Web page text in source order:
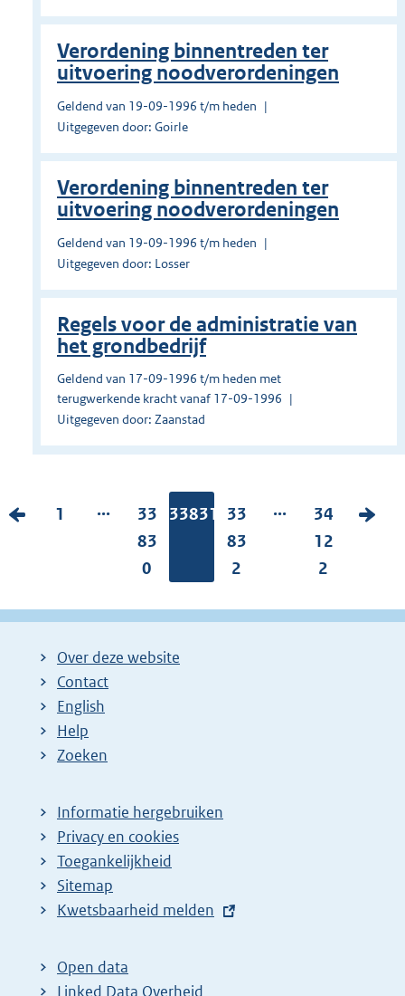
Verordening binnentreden ter
uitvoering noodverordeningen
Geldend van 19-09-1996 t/m heden
Uitgegeven door: Goirle
Verordening binnentreden ter
uitvoering noodverordeningen
Geldend van 19-09-1996 t/m heden
Uitgegeven door: Losser
Regels voor de administratie van
het grondbedrijf
Geldend van 17-09-1996 t/m heden met
terugwerkende kracht vanaf 17-09-1996
Uitgegeven door: Zaanstad
V
g
P
n
a
:
1 ...
P
a
g
n
a
33
83
0
Pagina:
33831
P
a
g
n
33
83
2
...
P
a
g
n
34
12
2
V
e
Over deze website
Contact
English
Help
Zoeken
Informatie hergebruiken
Privacy en cookies
Toegankelijkheid
Sitemap
E
t
e
Kwetsbaarheid melden
Open data
Linked Data Overheid